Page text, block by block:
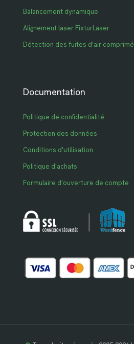
Balancement dynamique
Alignement laser FixturLaser
Détection des fuites d'air comprimé
Documentation
Politique de confidentialité
Protection des données
Conditions d'utilisation
Politique d'achats
Formulaire d'ouverture de compte